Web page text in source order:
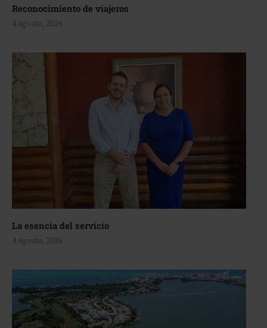
Reconocimiento de viajeros
4 agosto, 2026
La esencia del servicio
4 agosto, 2026